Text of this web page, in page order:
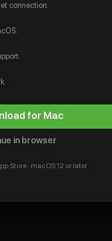
connection.
for Mac
in browser
Store · macOS 12 or later